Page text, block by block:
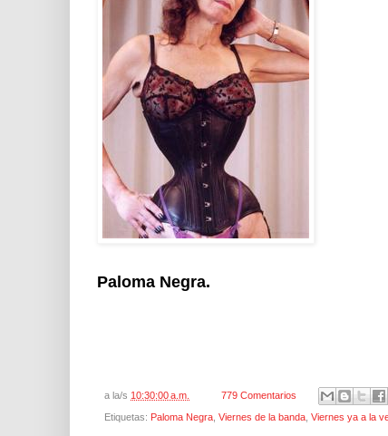
Paloma Negra.
a la/s 10:30:00 a.m. 779 Comentarios
Etiquetas: Paloma Negra Viernes de la banda Viernes ya a la